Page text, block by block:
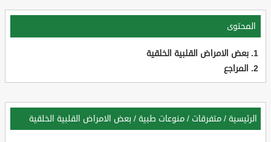
المحتوى
بعض الامراض القلبية الخلقية
المراجع
الرئيسية / متفرقات / منوعات طبية / بعض الامراض القلبية الخلقية